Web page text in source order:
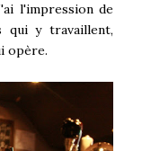
l'impression de
qui y travaillent,
opère.